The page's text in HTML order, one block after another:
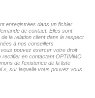
enregistrées dans un fichier
de contact. Elles sont
la relation client dans le respect
à nos conseillers
pouvez exercer votre droit
en contactant OPTIMMO
de l'existence de la liste
», sur laquelle vous pouvez vous